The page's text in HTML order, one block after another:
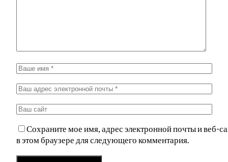
Сохраните мое имя, адрес электронной почты и веб-
в этом браузере для следующего комментария.